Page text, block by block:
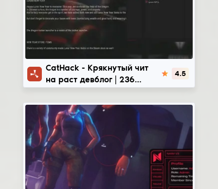
CatHack - Крякнутый чит
на раст девблог | 236
4.5